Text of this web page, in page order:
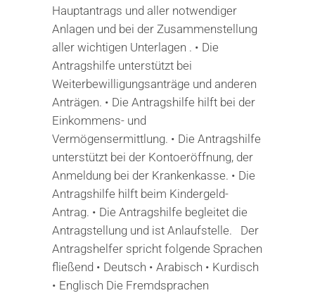
Hauptantrags und aller notwendiger
Anlagen und bei der Zusammenstellung
aller wichtigen Unterlagen . • Die
Antragshilfe unterstützt bei
Weiterbewilligungsanträge und anderen
Anträgen. • Die Antragshilfe hilft bei der
Einkommens- und
Vermögensermittlung. • Die Antragshilfe
unterstützt bei der Kontoeröffnung, der
Anmeldung bei der Krankenkasse. • Die
Antragshilfe hilft beim Kindergeld-
Antrag. • Die Antragshilfe begleitet die
Antragstellung und ist Anlaufstelle. Der
Antragshelfer spricht folgende Sprachen
fließend • Deutsch • Arabisch • Kurdisch
• Englisch Die Fremdsprachen